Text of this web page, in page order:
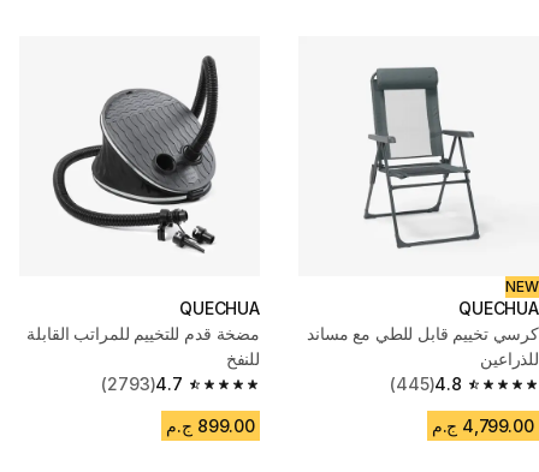
NEW
QUECHUA
كرسي تخييم قابل للطي مع مساند
للذراعين
4.8
4.8 out of 5 stars from 445 reviews
(445)
4,799.00 ج.م
QUECHUA
مضخة قدم للتخييم للمراتب القابلة
للنفخ
4.7
4.7 out of 5 stars from 2793 reviews
(2793)
899.00 ج.م